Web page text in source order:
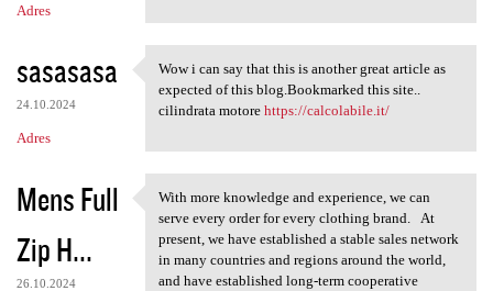
Adres
sasasasa
24.10.2024
Adres
Wow i can say that this is
Wow i can say that this is another great article as
expected of this blog.Bookmarked this site..
cilindrata motore https://calcolabile.it/
Mens Full
Zip H...
26.10.2024
With more knowledge and
With more knowledge and experience, we can
serve every order for every clothing brand. At
present, we have established a stable sales network
in many countries and regions around the world,
and have established long-term cooperative